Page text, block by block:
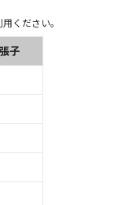
ください。
子